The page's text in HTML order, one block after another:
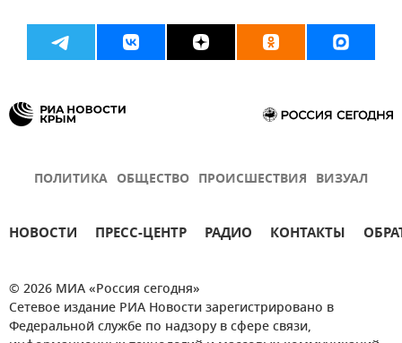
ПОЛИТИКА ОБЩЕСТВО ПРОИСШЕСТВИЯ ВИЗУАЛ
НОВОСТИ ПРЕСС-ЦЕНТР РАДИО КОНТАКТЫ
© 2026 МИА «Россия сегодня»
Сетевое издание РИА Новости зарегистрировано в
Федеральной службе по надзору в сфере связи,